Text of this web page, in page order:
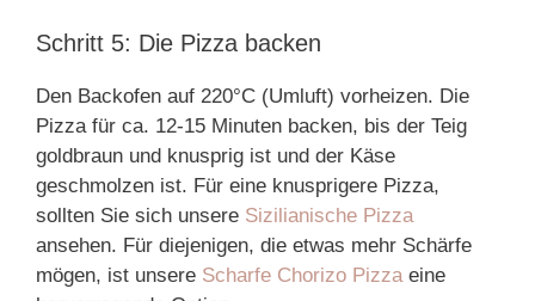
Schritt 5: Die Pizza backen
Den Backofen auf 220°C (Umluft) vorheizen. Die
Pizza für ca. 12-15 Minuten backen, bis der Teig
goldbraun und knusprig ist und der Käse
geschmolzen ist. Für eine knusprigere Pizza,
sollten Sie sich unsere Sizilianische Pizza
ansehen. Für diejenigen, die etwas mehr Schärfe
mögen, ist unsere Scharfe Chorizo Pizzaeine